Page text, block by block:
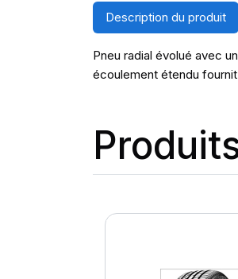
Description du produit
Pneu radial évolué avec
écoulement étendu